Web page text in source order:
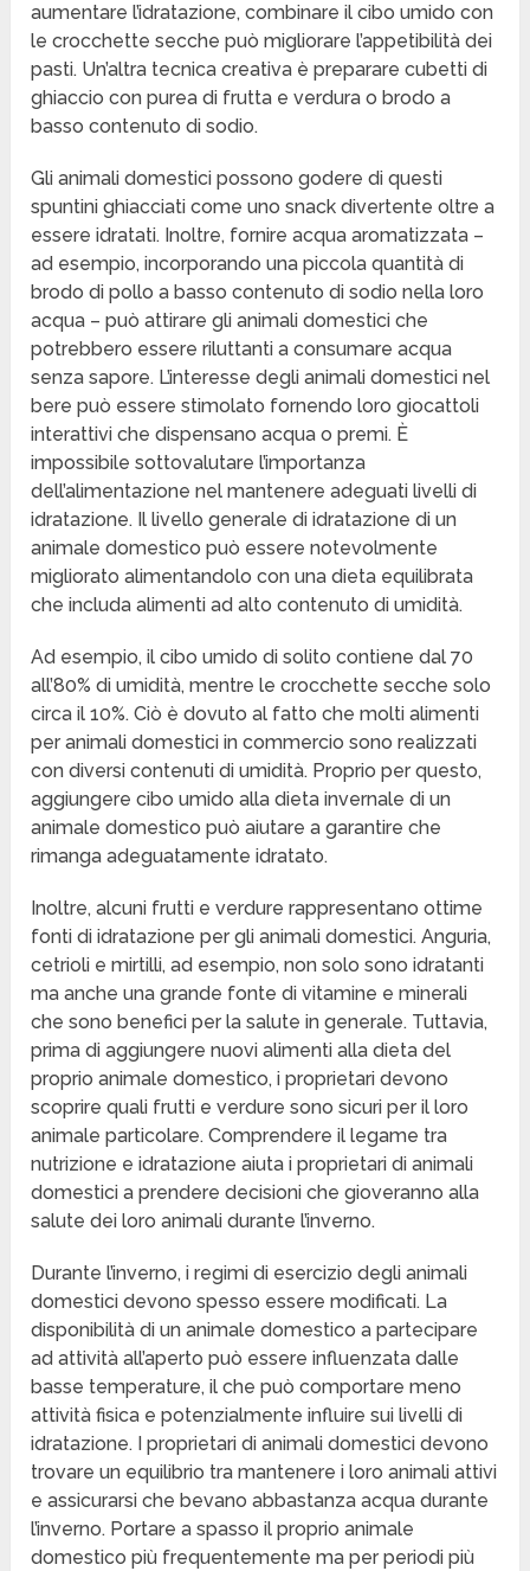
aumentare l’idratazione, combinare il cibo umido con
le crocchette secche può migliorare l’appetibilità dei
pasti. Un’altra tecnica creativa è preparare cubetti di
ghiaccio con purea di frutta e verdura o brodo a
basso contenuto di sodio.
Gli animali domestici possono godere di questi
spuntini ghiacciati come uno snack divertente oltre a
essere idratati. Inoltre, fornire acqua aromatizzata –
ad esempio, incorporando una piccola quantità di
brodo di pollo a basso contenuto di sodio nella loro
acqua – può attirare gli animali domestici che
potrebbero essere riluttanti a consumare acqua
senza sapore. L’interesse degli animali domestici nel
bere può essere stimolato fornendo loro giocattoli
interattivi che dispensano acqua o premi. È
impossibile sottovalutare l’importanza
dell’alimentazione nel mantenere adeguati livelli di
idratazione. Il livello generale di idratazione di un
animale domestico può essere notevolmente
migliorato alimentandolo con una dieta equilibrata
che includa alimenti ad alto contenuto di umidità.
Ad esempio, il cibo umido di solito contiene dal 70
all’80% di umidità, mentre le crocchette secche solo
circa il 10%. Ciò è dovuto al fatto che molti alimenti
per animali domestici in commercio sono realizzati
con diversi contenuti di umidità. Proprio per questo,
aggiungere cibo umido alla dieta invernale di un
animale domestico può aiutare a garantire che
rimanga adeguatamente idratato.
Inoltre, alcuni frutti e verdure rappresentano ottime
fonti di idratazione per gli animali domestici. Anguria,
cetrioli e mirtilli, ad esempio, non solo sono idratanti
ma anche una grande fonte di vitamine e minerali
che sono benefici per la salute in generale. Tuttavia,
prima di aggiungere nuovi alimenti alla dieta del
proprio animale domestico, i proprietari devono
scoprire quali frutti e verdure sono sicuri per il loro
animale particolare. Comprendere il legame tra
nutrizione e idratazione aiuta i proprietari di animali
domestici a prendere decisioni che gioveranno alla
salute dei loro animali durante l’inverno.
Durante l’inverno, i regimi di esercizio degli animali
domestici devono spesso essere modificati. La
disponibilità di un animale domestico a partecipare
ad attività all’aperto può essere influenzata dalle
basse temperature, il che può comportare meno
attività fisica e potenzialmente influire sui livelli di
idratazione. I proprietari di animali domestici devono
trovare un equilibrio tra mantenere i loro animali attivi
e assicurarsi che bevano abbastanza acqua durante
l’inverno. Portare a spasso il proprio animale
domestico più frequentemente ma per periodi più